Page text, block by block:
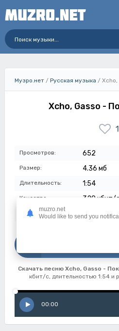
Музро.нет / Русская музыка / Xcho,
Xcho, Gasso -
1
Просмотров: 652
Размер: 4.36 мб
Длительность: 1:54
Качество: 320 кбит/с
Дата: 08-05-
Скачать песню Xcho, Gasso -
кбит/с, длительностью 1:54 и
00:00
muzro.net
Would like to send you